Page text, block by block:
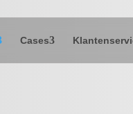
Cases